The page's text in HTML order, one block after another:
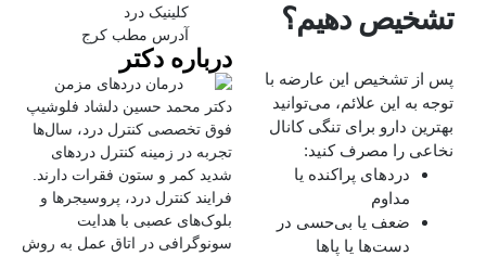
تشخیص دهیم؟
پس از تشخیص این عارضه با
توجه به این علائم، می‌توانید
بهترین دارو برای تنگی کانال
نخاعی را مصرف کنید:
دردهای پراکنده یا
مداوم
ضعف یا بی‌حسی در
دست‌ها یا پاها
کلینیک درد
آدرس مطب کرج
درباره دکتر
دکتر محمد حسین دلشاد فلوشیپ
فوق تخصصی کنترل درد، سال‌ها
تجربه در زمینه کنترل دردهای
شدید کمر و ستون فقرات دارند.
فرایند کنترل درد، پروسیجرها و
بلوک‌های عصبی با هدایت
سونوگرافی در اتاق عمل به روش